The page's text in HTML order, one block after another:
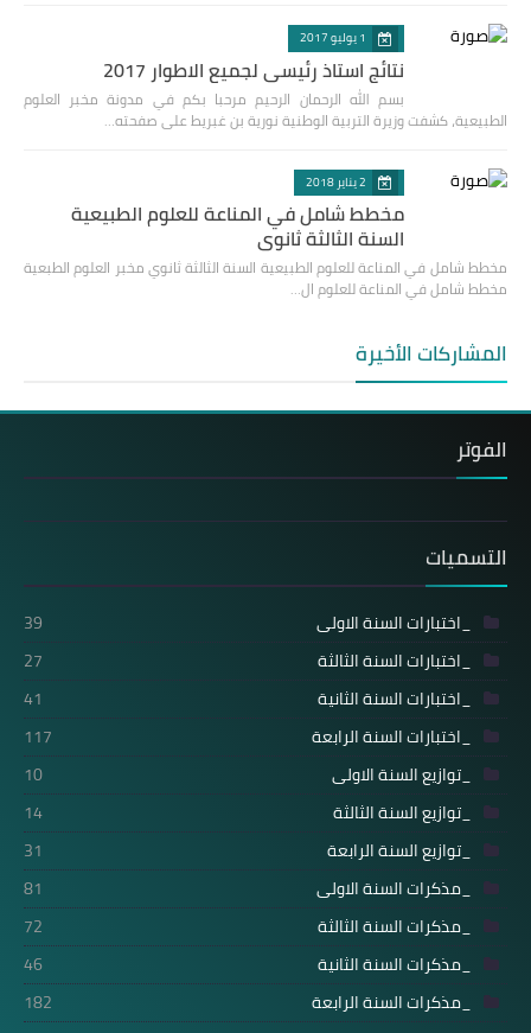
1 يوليو 2017
نتائج استاذ رئيسي لجميع الاطوار 2017
بسم الله الرحمان الرحيم مرحبا بكم في مدونة مخبر العلوم
الطبيعية، كشفت وزيرة التربية الوطنية نورية بن غبريط على صفحته…
2 يناير 2018
مخطط شامل في المناعة للعلوم الطبيعية
السنة الثالثة ثانوي
مخطط شامل في المناعة للعلوم الطبيعية السنة الثالثة ثانوي مخبر العلوم الطبعية
مخطط شامل في المناعة للعلوم ال…
المشاركات الأخيرة
الفوتر
التسميات
_اختبارات السنة الاولى
39
_اختبارات السنة الثالثة
27
_اختبارات السنة الثانية
41
_اختبارات السنة الرابعة
117
_توازيع السنة الاولى
10
_توازيع السنة الثالثة
14
_توازيع السنة الرابعة
31
_مذكرات السنة الاولى
81
_مذكرات السنة الثالثة
72
_مذكرات السنة الثانية
46
_مذكرات السنة الرابعة
182